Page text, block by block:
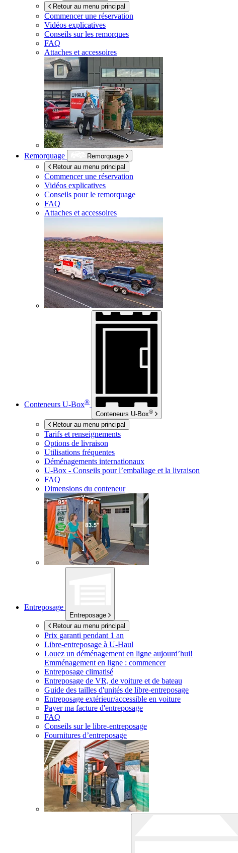
Retour au menu principal
Commencer une réservation
Vidéos explicatives
Conseils sur les remorques
FAQ
Attaches et accessoires
Remorquage
Remorquage
Retour au menu principal
Commencer une réservation
Vidéos explicatives
Conseils pour le remorquage
FAQ
Attaches et accessoires
Conteneurs U-Box®
Conteneurs U-Box®
Retour au menu principal
Tarifs et renseignements
Options de livraison
Utilisations fréquentes
Déménagements internationaux
U-Box - Conseils pour l’emballage et la livraison
FAQ
Dimensions du conteneur
Entreposage
Entreposage
Retour au menu principal
Prix garanti pendant 1 an
Libre-entreposage à U-Haul
Louez un déménagement en ligne aujourd’hui!
Emménagement en ligne : commencer
Entreposage climatisé
Entreposage de VR, de voiture et de bateau
Guide des tailles d'unités de libre-entreposage
Entreposage extérieur/accessible en voiture
Payer ma facture d'entreposage
FAQ
Conseils sur le libre-entreposage
Fournitures d’entreposage